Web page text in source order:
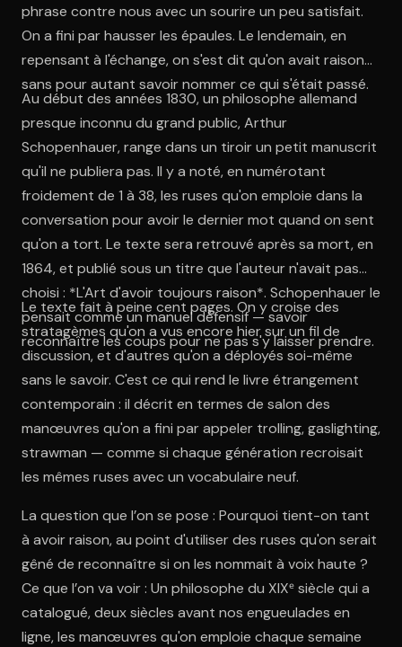
phrase contre nous avec un sourire un peu satisfait.
On a fini par hausser les épaules. Le lendemain, en
repensant à l'échange, on s'est dit qu'on avait raison —
sans pour autant savoir nommer ce qui s'était passé.
Au début des années 1830, un philosophe allemand
presque inconnu du grand public, Arthur
Schopenhauer, range dans un tiroir un petit manuscrit
qu'il ne publiera pas. Il y a noté, en numérotant
froidement de 1 à 38, les ruses qu'on emploie dans la
conversation pour avoir le dernier mot quand on sent
qu'on a tort. Le texte sera retrouvé après sa mort, en
1864, et publié sous un titre que l'auteur n'avait pas
choisi : *L'Art d'avoir toujours raison*. Schopenhauer le
pensait comme un manuel défensif — savoir
reconnaître les coups pour ne pas s'y laisser prendre.
Le texte fait à peine cent pages. On y croise des
stratagèmes qu'on a vus encore hier sur un fil de
discussion, et d'autres qu'on a déployés soi-même
sans le savoir. C'est ce qui rend le livre étrangement
contemporain : il décrit en termes de salon des
manœuvres qu'on a fini par appeler trolling, gaslighting,
strawman — comme si chaque génération recroisait
les mêmes ruses avec un vocabulaire neuf.
La question que l’on se pose : Pourquoi tient-on tant
à avoir raison, au point d'utiliser des ruses qu'on serait
gêné de reconnaître si on les nommait à voix haute ?
Ce que l’on va voir : Un philosophe du XIXᵉ siècle qui a
catalogué, deux siècles avant nos engueulades en
ligne, les manœuvres qu'on emploie chaque semaine